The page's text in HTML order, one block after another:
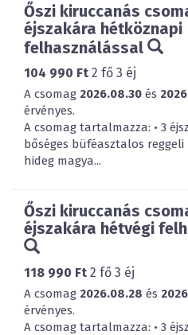
Őszi kiruccanás
éjszakára hétköznapi
felhasználással
104 990 Ft 2 fő 3 éj
A csomag 2026.08.30 és
érvényes.
A csomag tartalmazza: • 3
bőséges büféasztalos
hideg magya...
Őszi kiruccanás
éjszakára hétvégi
118 990 Ft 2 fő 3 éj
A csomag 2026.08.28 és
érvényes.
A csomag tartalmazza: • 3